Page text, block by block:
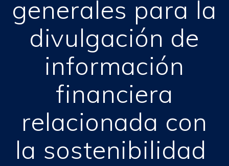
generales para la
divulgación de
información
financiera
relacionada con
la sostenibilidad